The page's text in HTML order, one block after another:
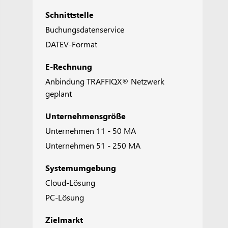
Schnittstelle
Buchungsdatenservice
DATEV-Format
E-Rechnung
Anbindung TRAFFIQX® Netzwerk
geplant
Unternehmensgröße
Unternehmen 11 - 50 MA
Unternehmen 51 - 250 MA
Systemumgebung
Cloud-Lösung
PC-Lösung
Zielmarkt